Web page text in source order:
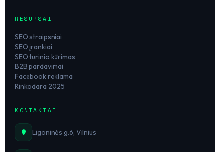
RESURSAI
SEO straipsniai
SEO įrankiai
SEO turinio kūrimas
B2B pardavimai
Facebook reklama
Rinkodara 2025
KONTAKTAI
Ligoninės g.6, Vilnius